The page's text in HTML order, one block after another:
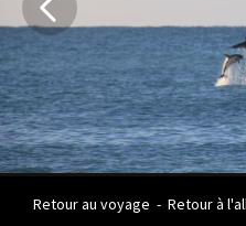
Retour au voyage - Retour à